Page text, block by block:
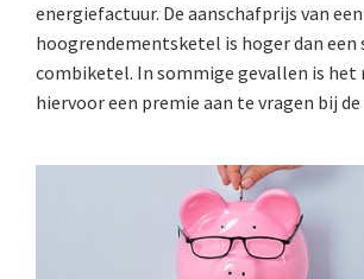
energiefactuur. De aanschafprijs van een
hoogrendementsketel is hoger dan een
combiketel. In sommige gevallen is
hiervoor een premie aan te vragen bij